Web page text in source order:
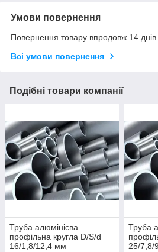
Умови повернення
Повернення товару впродовж 14
Всі умови повернення
Подібні товари компанії
Труба алюмінієва
профільна кругла D/S/d
16/1,8/12,4 мм
Труба
25/7,8/